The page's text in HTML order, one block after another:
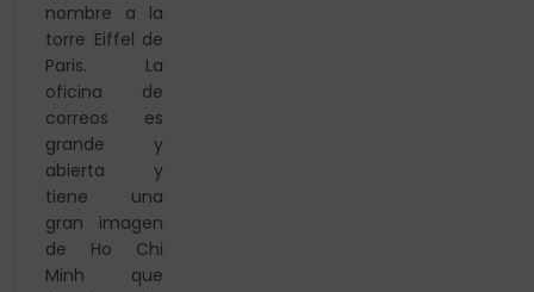
nombre a la
torre Eiffel de
Paris. La
oficina de
correos es
grande y
abierta y
tiene una
gran imagen
de Ho Chi
Minh que